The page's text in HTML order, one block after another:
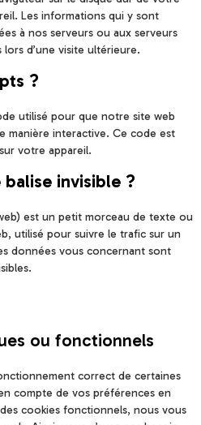
Les informations qui y sont
à nos serveurs ou aux serveurs
d’une visite ultérieure.
?
utilisé pour que notre site web
interactive. Ce code est
votre appareil.
balise invisible ?
est un petit morceau de texte ou
utilisé pour suivre le trafic sur un
données vous concernant sont
ou fonctionnels
correct de certaines
compte de vos préférences en
cookies fonctionnels, nous vous